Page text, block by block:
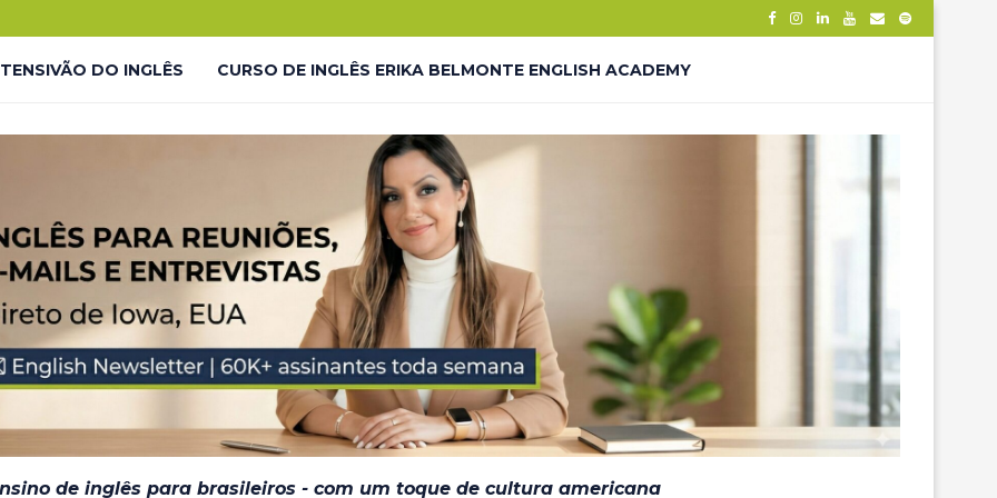
DO INGLÊS CURSO DE INGLÊS ERIKA BELMONTE ENGLISH ACADEMY
LIVES GRATUITAS YOUTUBE – LP
LIVES GRATUITAS YOUTUBE – THANK YOU
#INGLÊS7EM7 – THANK YOU JORNADA DO INGLÊS – LP
EM BREVE
de inglês para brasileiros - com um toque de cultura americana